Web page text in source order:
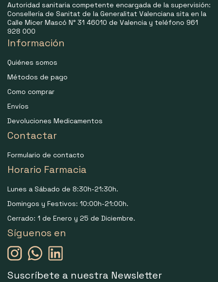
Autoridad sanitaria competente encargada de la supervisión:
Consellería de Sanitat de la Generalitat Valenciana sita en la
Calle Micer Mascó N° 31 46010 de Valencia y teléfono 961
928 000
Información
Quiénes somos
Métodos de pago
Como comprar
Envíos
Devoluciones Medicamentos
Contactar
Formulario de contacto
Horario Farmacia
Lunes a Sábado de 8:30h-21:30h.
Domingos y Festivos: 10:00h-21:00h.
Cerrado: 1 de Enero y 25 de Diciembre.
Síguenos en
Suscríbete a nuestra Newsletter